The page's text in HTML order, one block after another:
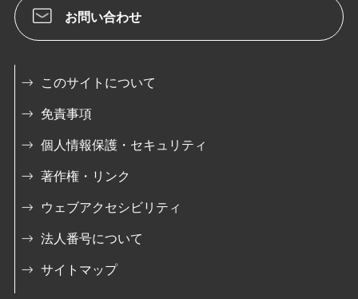
お問い合わせ
このサイトについて
免責事項
個人情報保護・セキュリティ
著作権・リンク
ウェブアクセシビリティ
法人番号について
サイトマップ